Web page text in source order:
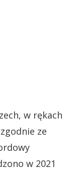
w rękach
ze
w 2021